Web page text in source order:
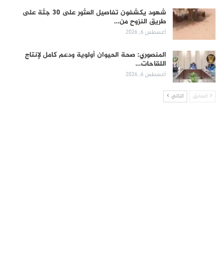
شهود يكشفون تفاصيل العثور على 30 جثة على
طريق النزوح من…
أغسطس 6, 2026
المنصوري: صحة الحيوان أولوية ودعم كامل لإنتاج
اللقاحات…
أغسطس 6, 2026
السابق التالي